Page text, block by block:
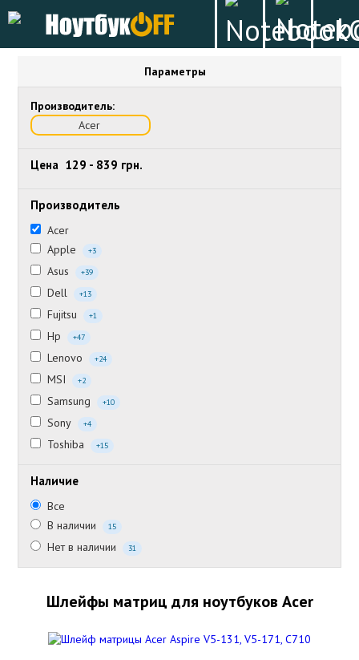
Параметры
Производитель:
Acer
Цена 129 - 839 грн.
Производитель
Acer
Apple
+3
Asus +39
Dell +13
Fujitsu +1
Hp +47
Lenovo +24
MSI +2
Samsung +10
Sony +4
Toshiba +15
Наличие
Все
В наличии
15
Нет в наличии 31
Шлейфы матриц для ноутбуков Acer